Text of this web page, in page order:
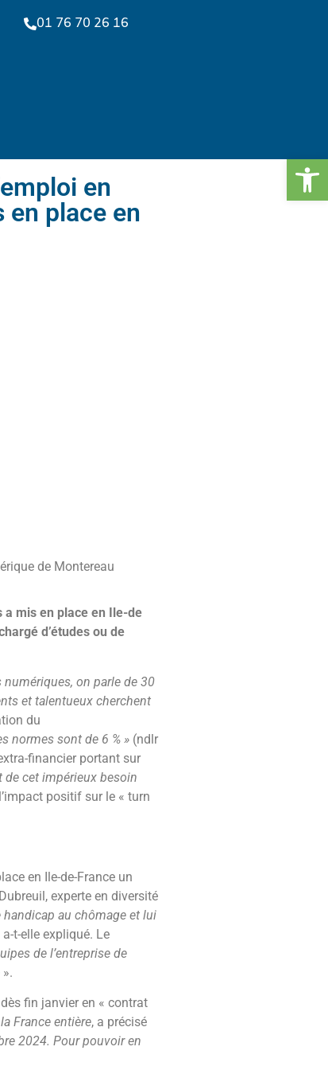
01 76 70 26 16
en
place en
de Montereau
mis en place en Ile-de
d’études ou de
on parle de 30
et talentueux cherchent
du
normes sont de 6 % » (ndlr
financier portant sur
de cet impérieux besoin
positif sur le « turn
en Ile-de-France un
experte en diversité
handicap au chômage et lui
a-t-elle expliqué. Le
de l’entreprise de
».
fin janvier en « contrat
France entière, a précisé
2024. Pour pouvoir en